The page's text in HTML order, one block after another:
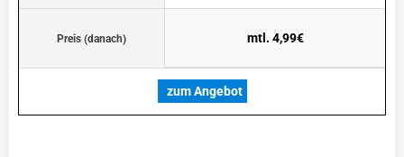
Preis (danach) mtl. 4,99€
zum Angebot